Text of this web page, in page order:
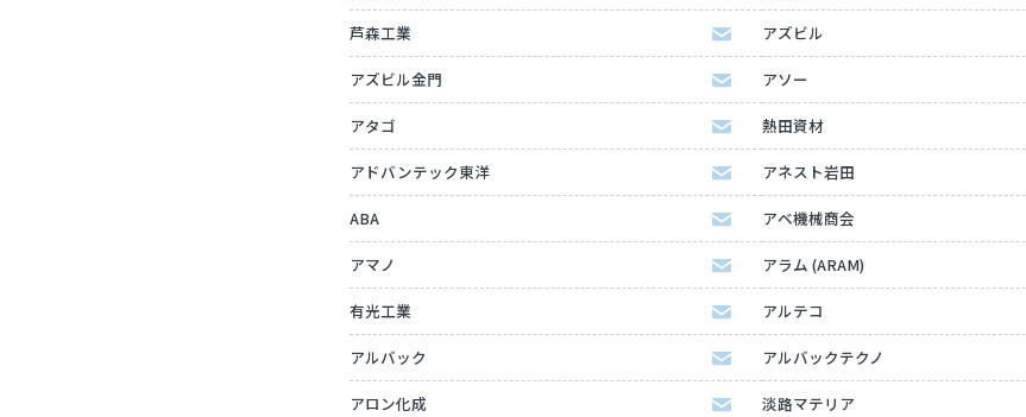
芦森工業 アズビル
アズビル金門 アソー
アタゴ 熱田資材
アドバンテック東洋 アネスト岩田
ABA アベ機械商会
アマノ アラム (ARAM)
有光工業 アルテコ
アルバック アルバックテクノ
アロン化成 淡路マテリア